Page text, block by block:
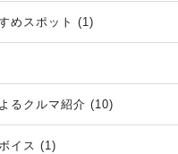
めスポット (1)
るクルマ紹介 (10)
イス (1)